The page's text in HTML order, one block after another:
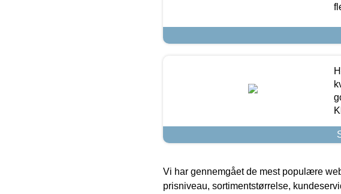
Vi har gennemgået de mest populære
prisniveau, sortimentstørrelse,